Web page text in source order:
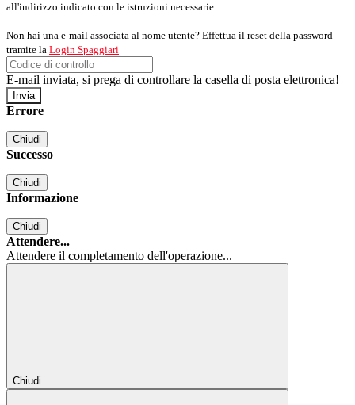
all'indirizzo indicato con le istruzioni necessarie.
Non hai una e-mail associata al nome utente? Effettua il reset della password
tramite la Login Spaggiari
E-mail inviata, si prega di controllare la casella di posta elettronica!
Errore
Chiudi
Successo
Chiudi
Informazione
Chiudi
Attendere...
Attendere il completamento dell'operazione...
Chiudi